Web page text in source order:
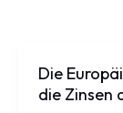
Die
die Zinsen